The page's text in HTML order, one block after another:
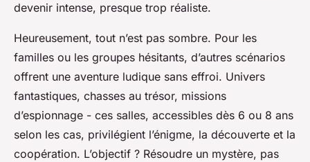
devenir intense, presque trop réaliste.
Heureusement, tout n’est pas sombre. Pour les
familles ou les groupes hésitants, d’autres scénarios
offrent une aventure ludique sans effroi. Univers
fantastiques, chasses au trésor, missions
d’espionnage - ces salles, accessibles dès 6 ou 8 ans
selon les cas, privilégient l’énigme, la découverte et la
coopération. L’objectif ? Résoudre un mystère, pas